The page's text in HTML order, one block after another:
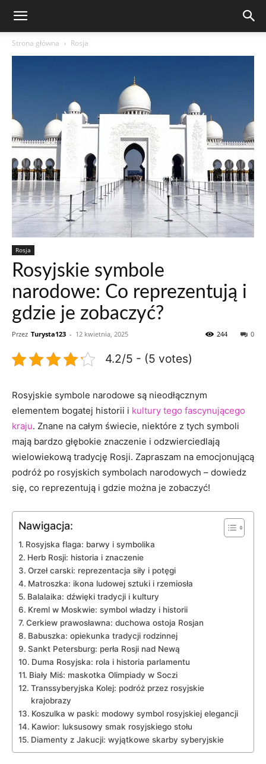
Strona główna Rosja
Rosja
Rosyjskie symbole
narodowe: Co reprezentują i
gdzie je zobaczyć?
Przez Turysta123 - 12 kwietnia, 2025 0
244
4.2/5 - (5 votes)
Rosyjskie symbole narodowe są nieodłącznym
elementem bogatej historii i ​ kultury tego fascynującego
kraju.⁤ Znane na całym ⁢świecie, ⁣niektóre z tych symboli
mają ‍bardzo głębokie ⁢znaczenie ⁤i odzwierciedlają
wielowiekową tradycję Rosji. Zapraszam na emocjonującą
‍podróż po ⁢rosyjskich symbolach⁣ narodowych – ⁣dowiedz⁤
się, co reprezentują i gdzie można je zobaczyć!
Nawigacja:
Rosyjska flaga:‍ barwy i‍ symbolika
Herb Rosji:⁣ historia i‌ znaczenie
Orzeł carski: reprezentacja siły ​i potęgi
Matroszka: ikona ludowej sztuki i rzemiosła
Balalaika: dźwięki tradycji i kultury
Kreml w Moskwie: symbol władzy i historii
Cerkiew prawosławna: duchowa ​ostoja Rosjan
Babuszka: ⁣opiekunka tradycji rodzinnej
Sankt Petersburg: perła ​Rosji nad Newą
Duma Rosyjska:⁣ rola‌ i ⁤historia‍ parlamentu
Biały Miś: maskotka Olimpiady w Soczi
Transsyberyjska Kolej: podróż przez​ rosyjskie
krajobrazy
Koszulka w paski: modowy‍ symbol rosyjskiej ⁣elegancji
Kawior: luksusowy smak rosyjskiego stołu
Diamenty z Jakucji: ⁢wyjątkowe ‌skarby syberyjskie